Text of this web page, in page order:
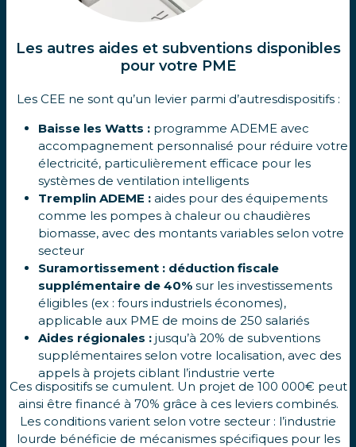
Les autres aides et subventions disponibles
pour votre PME
Les CEE ne sont qu’un levier parmi d’autresdispositifs :
Baisse les Watts : programme ADEME avec
accompagnement personnalisé pour réduire votre
électricité, particulièrement efficace pour les
systèmes de ventilation intelligents
Tremplin ADEME : aides pour des équipements
comme les pompes à chaleur ou chaudières
biomasse, avec des montants variables selon votre
secteur
Suramortissement : déduction fiscale
supplémentaire de 40% sur les investissements
éligibles (ex : fours industriels économes),
applicable aux PME de moins de 250 salariés
Aides régionales : jusqu’à 20% de subventions
supplémentaires selon votre localisation, avec des
appels à projets ciblant l’industrie verte
Ces dispositifs se cumulent. Un projet de 100 000€ peut
ainsi être financé à 70% grâce à ces leviers combinés.
Les conditions varient selon votre secteur : l’industrie
lourde bénéficie de mécanismes spécifiques pour les